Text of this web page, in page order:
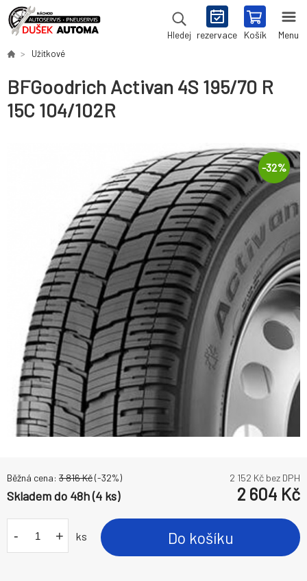
Hledej rezervace Košík Menu
Užitkové
BFGoodrich Activan 4S 195/70 R
15C 104/102R
-32%
Běžná cena: 3 816Kč(-32%) 2 152 Kč bez DPH
Skladem do 48h (4 ks) 2 604 Kč
- + ks Do košíku